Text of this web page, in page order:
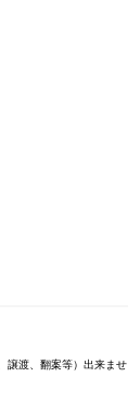
譲渡、翻案等）出来ませ